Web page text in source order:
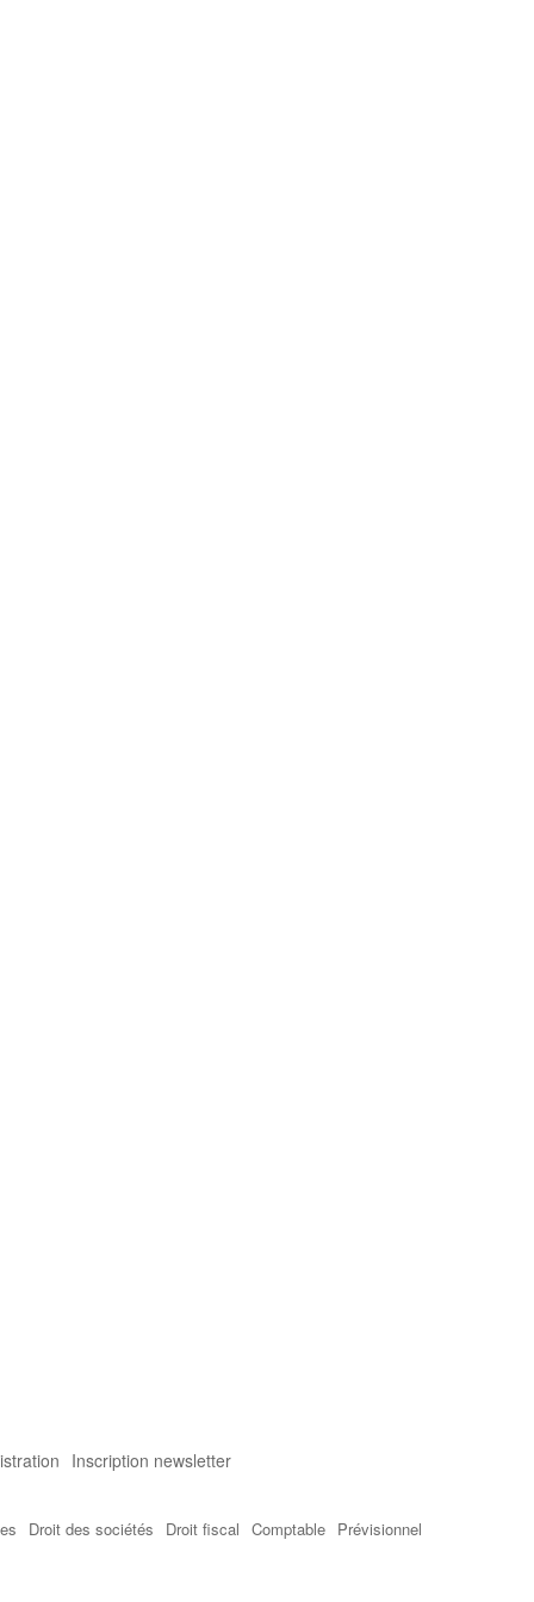
Inscription newsletter
Droit des sociétés Droit fiscal Comptable
Prévisionnel